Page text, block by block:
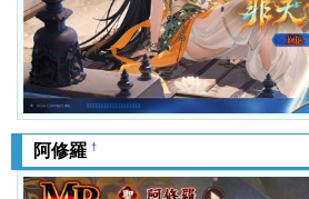
阿修羅 †